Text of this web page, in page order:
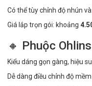
Có thể tùy chỉnh độ nhún và
Giá lắp trọn gói: khoảng
🔸 Phuộc
Kiểu dáng gọn gàng, hiệu
Dễ dàng điều chỉnh độ